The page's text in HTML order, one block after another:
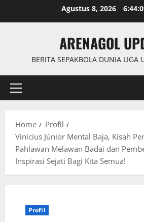
Agustus 8, 2026
ARENAGOL
BERITA SEPAKBOLA DUNIA LIGA
Primary
Home
Profil
Vinícius Júnior Mental Baja, Kisah
Pahlawan Melawan Badai dan
Inspirasi Sejati Bagi Kita Semua!
Profil